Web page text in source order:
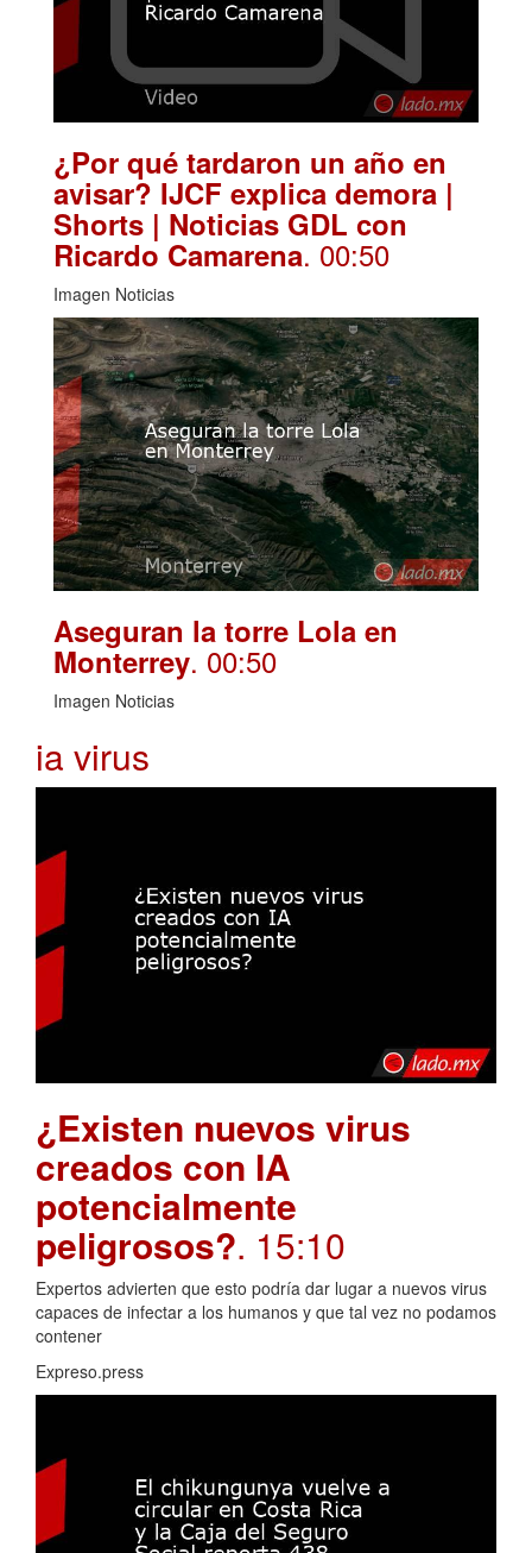
¿Por qué tardaron un año en
avisar? IJCF explica demora |
Shorts | Noticias GDL con
Ricardo Camarena. 00:50
Imagen Noticias
Aseguran la torre Lola en
Monterrey. 00:50
Imagen Noticias
ia virus
¿Existen nuevos virus
creados con IA
potencialmente
peligrosos?. 15:10
Expertos advierten que esto podría dar lugar a nuevos virus
capaces de infectar a los humanos y que tal vez no podamos
contener
Expreso.press